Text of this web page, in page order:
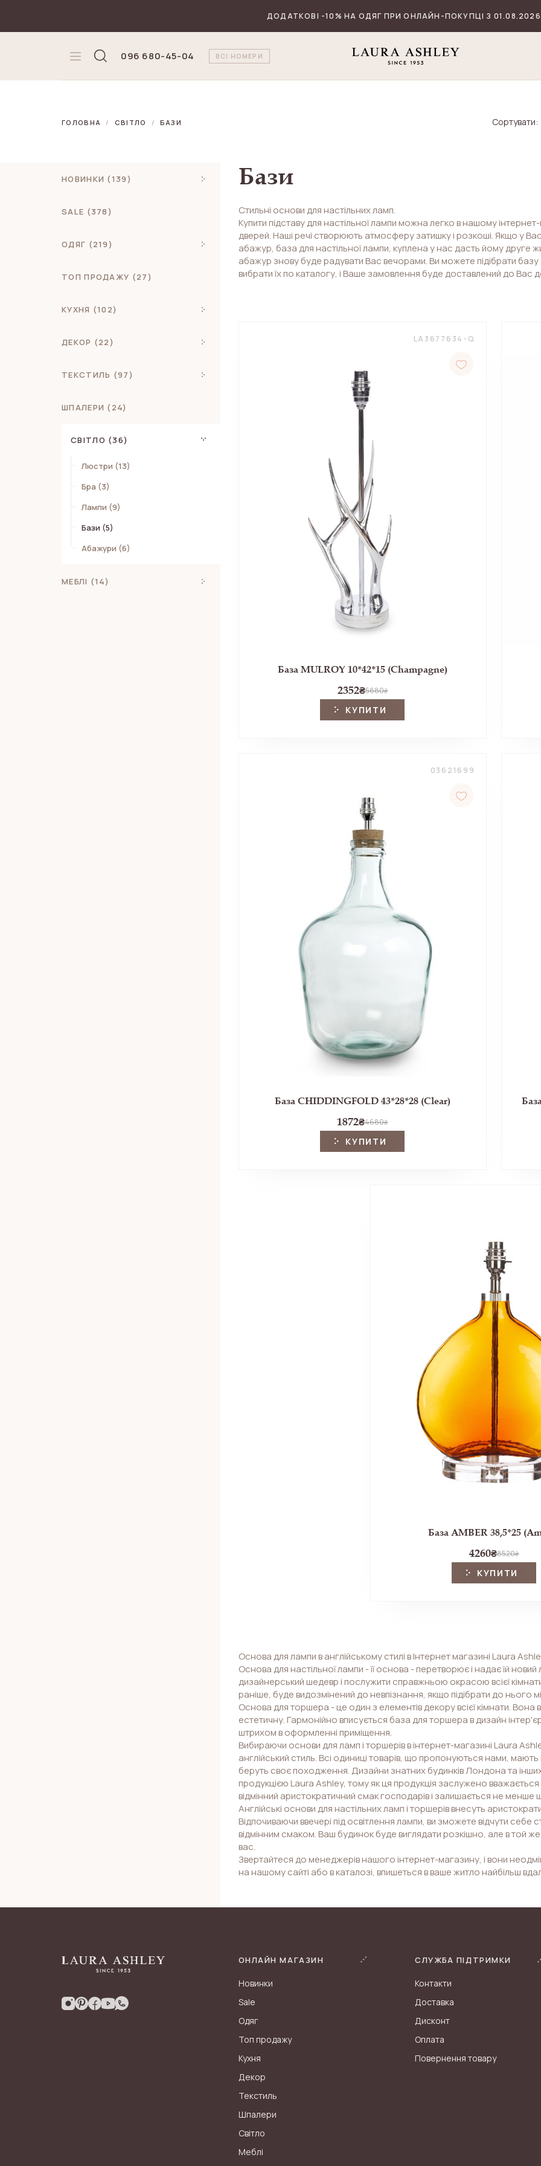
ДОДАТКОВІ -10% НА ОДЯГ ПРИ ОНЛАЙН-ПОКУПЦІ З
096 680-45-04 ВСІ НОМЕРИ
ГОЛОВНА СВІТЛО БАЗИ Сортувати:
НОВИНКИ (139)
SALE (378)
ОДЯГ (219)
ТОП ПРОДАЖУ (27)
КУХНЯ (102)
ДЕКОР (22)
ТЕКСТИЛЬ (97)
ШПАЛЕРИ (24)
СВІТЛО (36)
Люстри (13)
Бра (3)
Лампи (9)
Бази (5)
Абажури (6)
МЕБЛІ (14)
Бази
Стильні основи для настільних ламп.
Купити підставу для настільної лампи можна легко в нашому
дверей. Наші речі створюють атмосферу затишку і розкоші. Якщо у
абажур, база для настільної лампи, куплена у нас дасть йому друге
абажур знову буде радувати Вас вечорами. Ви можете підібрати
вибрати їх по каталогу, і Ваше замовлення буде доставлений до Вас
LA3677634-Q
База MULROY 10*42*15 (Champagne)
2352₴5880₴
КУПИТИ
03621699
База CHIDDINGFOLD 43*28*28 (Clear)
1872₴4680₴
КУПИТИ
База AMBER 38,5*25
4260₴8520₴
КУПИТИ
Основа для лампи в англійському стилі в Інтернет магазині Laura
Основа для настільної лампи - її основа - перетворює і надає їй
дизайнерський шедевр і послужити справжньою окрасою всієї
раніше, буде видозмінений до невпізнання, якщо підібрати до нього
Основа для торшера - це один з елементів декору всієї кімнати. Вона
естетичну. Гармонійно вписується база для торшера в дизайн
штрихом в оформленні приміщення.
Вибираючи основи для ламп і торшерів в інтернет-магазині Laura
англійський стиль. Всі одиниці товарів, що пропонуються нами, мають
беруть своє походження. Дизайни знатних будинків Лондона та
продукцією Laura Ashley, тому як ця продукція заслужено
відмінний аристократичний смак господарів і залишається не
Англійські основи для настільних ламп і торшерів внесуть
Відпочиваючи ввечері під освітлення лампи, ви зможете відчути
відмінним смаком. Ваш будинок буде виглядати розкішно, але в той
вас.
Звертайтеся до менеджерів нашого інтернет-магазину, і вони
на нашому сайті або в каталозі, впишеться в ваше житло найбільш
ОНЛАЙН МАГАЗИН
Новинки
Sale
Одяг
Топ продажу
Кухня
Декор
Текстиль
Шпалери
Світло
Меблі
СЛУЖБА ПІДТРИМКИ
Контакти
Доставка
Дисконт
Оплата
Повернення товару